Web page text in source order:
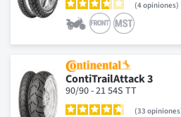
4opiniones
ContiTrailAttack 3
90/90 - 21 54S TT
33 opiniones